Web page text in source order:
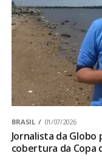
BRASIL 01/07/2026
Jornalista da Globo
cobertura da Copa